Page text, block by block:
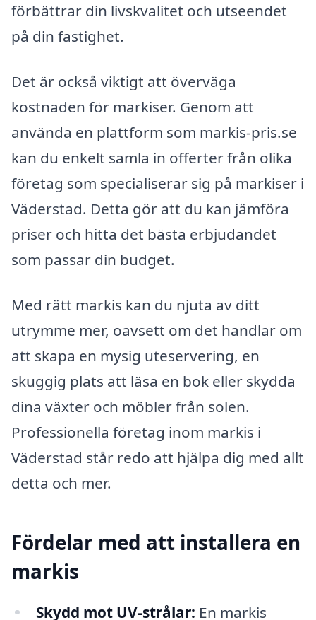
förbättrar din livskvalitet och utseendet
på din fastighet.
Det är också viktigt att överväga
kostnaden för markiser. Genom att
använda en plattform som markis-pris.se
kan du enkelt samla in offerter från olika
företag som specialiserar sig på markiser i
Väderstad. Detta gör att du kan jämföra
priser och hitta det bästa erbjudandet
som passar din budget.
Med rätt markis kan du njuta av ditt
utrymme mer, oavsett om det handlar om
att skapa en mysig uteservering, en
skuggig plats att läsa en bok eller skydda
dina växter och möbler från solen.
Professionella företag inom markis i
Väderstad står redo att hjälpa dig med allt
detta och mer.
Fördelar med att installera en
markis
Skydd mot UV-strålar: En markis